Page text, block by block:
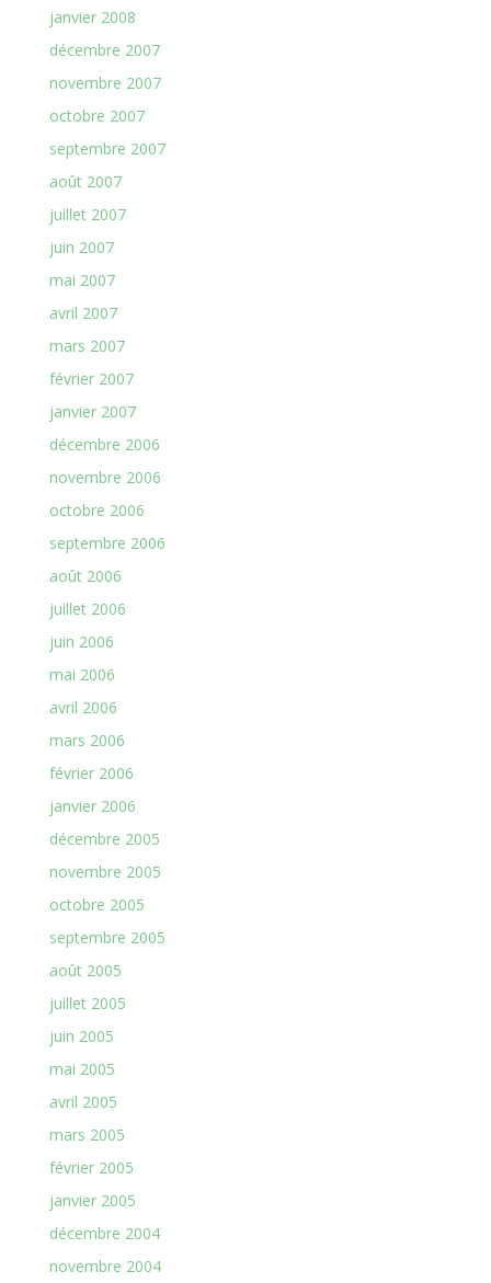
janvier 2008
décembre 2007
novembre 2007
octobre 2007
septembre 2007
août 2007
juillet 2007
juin 2007
mai 2007
avril 2007
mars 2007
février 2007
janvier 2007
décembre 2006
novembre 2006
octobre 2006
septembre 2006
août 2006
juillet 2006
juin 2006
mai 2006
avril 2006
mars 2006
février 2006
janvier 2006
décembre 2005
novembre 2005
octobre 2005
septembre 2005
août 2005
juillet 2005
juin 2005
mai 2005
avril 2005
mars 2005
février 2005
janvier 2005
décembre 2004
novembre 2004